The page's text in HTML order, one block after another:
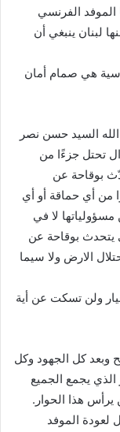
الموفد الفرنسي
لبنان ينبغي أن
هي صمام أمان
السيد حسن نصر
تحتل جزءًا من
بوقاحة عن
من أي حماقة أو أي
لا في
يتحدث بوقاحة عن
الارض ولا سيما
ولن تسكت عن أية
وبعد كل الجهود وكل
يجمع الجميع
هذا الحوار.
لعودة الموفد